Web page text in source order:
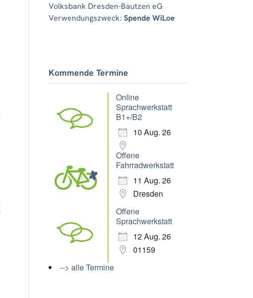
Volksbank Dresden-Bautzen eG
Verwendungszweck:Spende WiLoe
Kommende Termine
Online
Sprachwerkstatt
B1+/B2
10 Aug. 26
Offene
Fahrradwerkstatt
11 Aug. 26
Dresden
Offene
Sprachwerkstatt
12 Aug. 26
01159
--> alle Termine